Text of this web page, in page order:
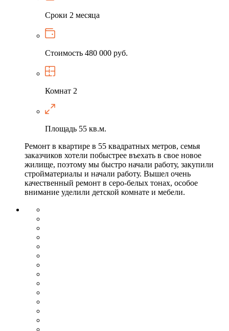
Сроки 2 месяца
Стоимость 480 000 руб.
Комнат 2
Площадь 55 кв.м.
Ремонт в квартире в 55 квадратных метров, семья
заказчиков хотели побыстрее въехать в свое новое
жилище, поэтому мы быстро начали работу, закупили
стройматериалы и начали работу. Вышел очень
качественный ремонт в серо-белых тонах, особое
внимание уделили детской комнате и мебели.